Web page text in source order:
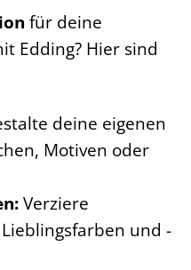
für deine
Edding? Hier sind
deine eigenen
Motiven oder
Verziere
und -